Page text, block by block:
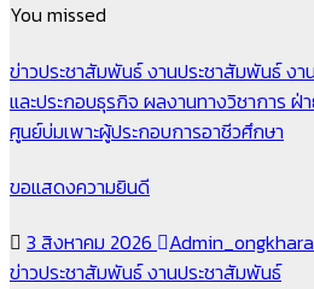
You missed
ข่าวประชาสัมพันธ์งานประชาสัมพันธ์งา
และประกอบธุรกิจ ผลงานทางวิชาการ ฝ่
ศูนย์บ่มเพาะผู้ประกอบการอาชีวศึกษา
ขอแสดงความยินดี
3 สิงหาคม 2026
ข่าวประชาสัมพันธ์งานประชาสัมพันธ์